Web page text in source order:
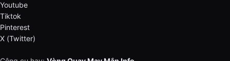
Youtube
Tiktok
Pinterest
X (Twitter)